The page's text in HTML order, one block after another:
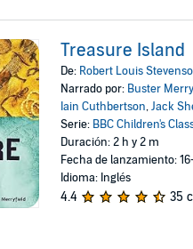
Treasure Island
De: Robert Louis
Narrado por: Buster
Iain Cuthbertson,Jack
Serie: BBC Children's
Duración: 2 h y 2 m
Fecha de lanzamiento:
Idioma: Inglés
4.4 35